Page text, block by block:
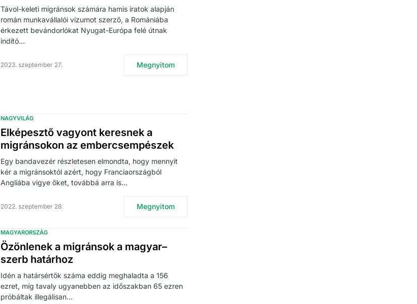
Távol-keleti migránsok számára hamis iratok alapján
román munkavállalói vízumot szerző, a Romániába
érkezett bevándorlókat Nyugat-Európa felé útnak
indító…
2023. szeptember 27. Megnyitom
NAGYVILÁG
Elképesztő vagyont keresnek a
migránsokon az embercsempészek
Egy bandavezér részletesen elmondta, hogy mennyit
kér a migránsoktól azért, hogy Franciaországból
Angliába vigye őket, továbbá arra is…
2022. szeptember 28. Megnyitom
MAGYARORSZÁG
Özönlenek a migránsok a magyar–
szerb határhoz
Idén a határsértők száma eddig meghaladta a 156
ezret, míg tavaly ugyanebben az időszakban 65 ezren
próbáltak illegálisan…